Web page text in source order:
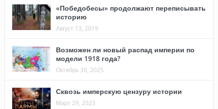
«Победобесы» продолжают переписывать
историю
Август 13, 2019
Возможен ли новый распад империи по
модели 1918 года?
Октябрь 30, 2025
Сквозь имперскую цензуру истории
Март 29, 2023